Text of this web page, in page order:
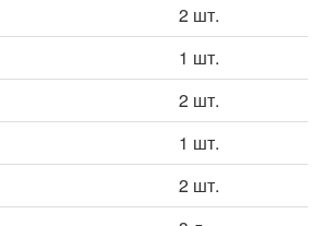
2 шт.
1 шт.
2 шт.
1 шт.
2 шт.